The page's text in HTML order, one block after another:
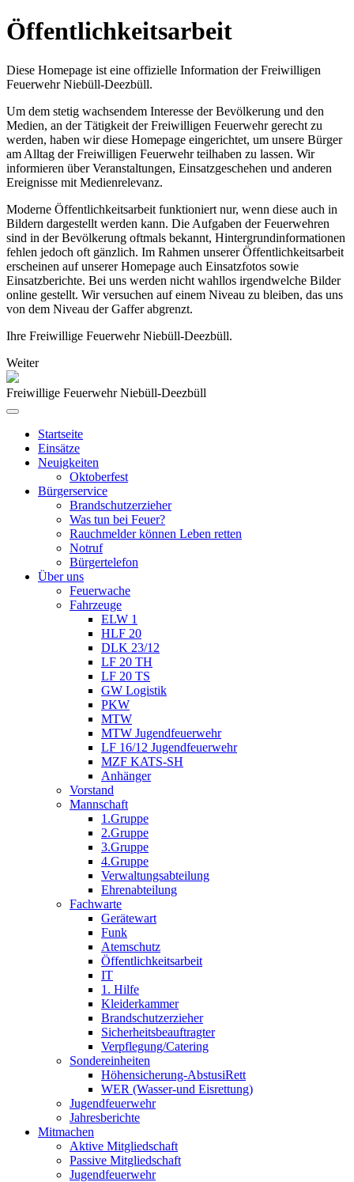
Öffentlichkeitsarbeit
Diese Homepage ist eine offizielle Information der Freiwilligen
Feuerwehr Niebüll-Deezbüll.
Um dem stetig wachsendem Interesse der Bevölkerung und den
Medien, an der Tätigkeit der Freiwilligen Feuerwehr gerecht zu
werden, haben wir diese Homepage eingerichtet, um unsere Bürger
am Alltag der Freiwilligen Feuerwehr teilhaben zu lassen. Wir
informieren über Veranstaltungen, Einsatzgeschehen und anderen
Ereignisse mit Medienrelevanz.
Moderne Öffentlichkeitsarbeit funktioniert nur, wenn diese auch in
Bildern dargestellt werden kann. Die Aufgaben der Feuerwehren
sind in der Bevölkerung oftmals bekannt, Hintergrundinformationen
fehlen jedoch oft gänzlich. Im Rahmen unserer Öffentlichkeitsarbeit
erscheinen auf unserer Homepage auch Einsatzfotos sowie
Einsatzberichte. Bei uns werden nicht wahllos irgendwelche Bilder
online gestellt. Wir versuchen auf einem Niveau zu bleiben, das uns
von dem Niveau der Gaffer abgrenzt.
Ihre Freiwillige Feuerwehr Niebüll-Deezbüll.
Weiter
Freiwillige Feuerwehr Niebüll-Deezbüll
Startseite
Einsätze
Neuigkeiten
Oktoberfest
Bürgerservice
Brandschutzerzieher
Was tun bei Feuer?
Rauchmelder können Leben retten
Notruf
Bürgertelefon
Über uns
Feuerwache
Fahrzeuge
ELW 1
HLF 20
DLK 23/12
LF 20 TH
LF 20 TS
GW Logistik
PKW
MTW
MTW Jugendfeuerwehr
LF 16/12 Jugendfeuerwehr
MZF KATS-SH
Anhänger
Vorstand
Mannschaft
1.Gruppe
2.Gruppe
3.Gruppe
4.Gruppe
Verwaltungsabteilung
Ehrenabteilung
Fachwarte
Gerätewart
Funk
Atemschutz
Öffentlichkeitsarbeit
IT
1. Hilfe
Kleiderkammer
Brandschutzerzieher
Sicherheitsbeauftragter
Verpflegung/Catering
Sondereinheiten
Höhensicherung-AbstusiRett
WER (Wasser-und Eisrettung)
Jugendfeuerwehr
Jahresberichte
Mitmachen
Aktive Mitgliedschaft
Passive Mitgliedschaft
Jugendfeuerwehr